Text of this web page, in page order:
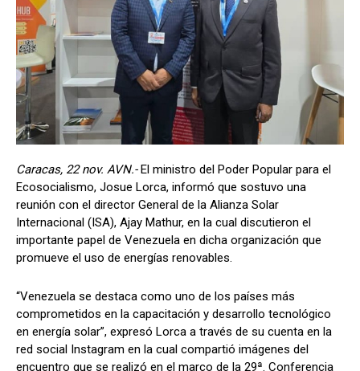
Caracas, 22 nov. AVN.-El ministro del Poder Popular para el
Ecosocialismo, Josue Lorca, informó que sostuvo una
reunión con el director General de la Alianza Solar
Internacional (ISA), Ajay Mathur, en la cual discutieron el
importante papel de Venezuela en dicha organización que
promueve el uso de energías renovables.
“Venezuela se destaca como uno de los países más
comprometidos en la capacitación y desarrollo tecnológico
en energía solar”, expresó Lorca a través de su cuenta en la
red social Instagram en la cual compartió imágenes del
encuentro que se realizó en el marco de la 29ª. Conferencia